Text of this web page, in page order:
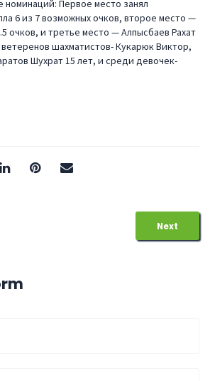
Первое место занял
6 из 7 возможных очков, второе место —
очков, и третье место — Алпысбаев Рахат
шахматистов- Кукарюк Виктор,
Шухрат 15 лет, и среди девочек-
Next